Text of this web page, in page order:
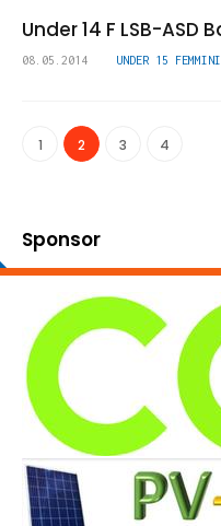
Under 14 F LSB-ASD
08.05.2014 UNDER 15
1 2 3 4
Sponsor